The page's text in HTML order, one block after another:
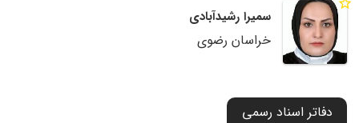
سمیرا رشیدآبادی
خراسان رضوی
دفاتر اسناد رسمی